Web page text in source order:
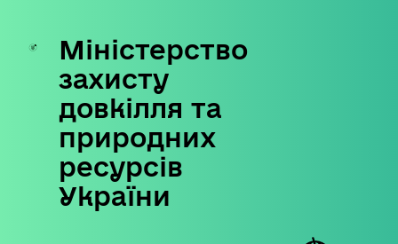
Skip
content
Міністерство
захисту
довкілля та
природних
ресурсів
України